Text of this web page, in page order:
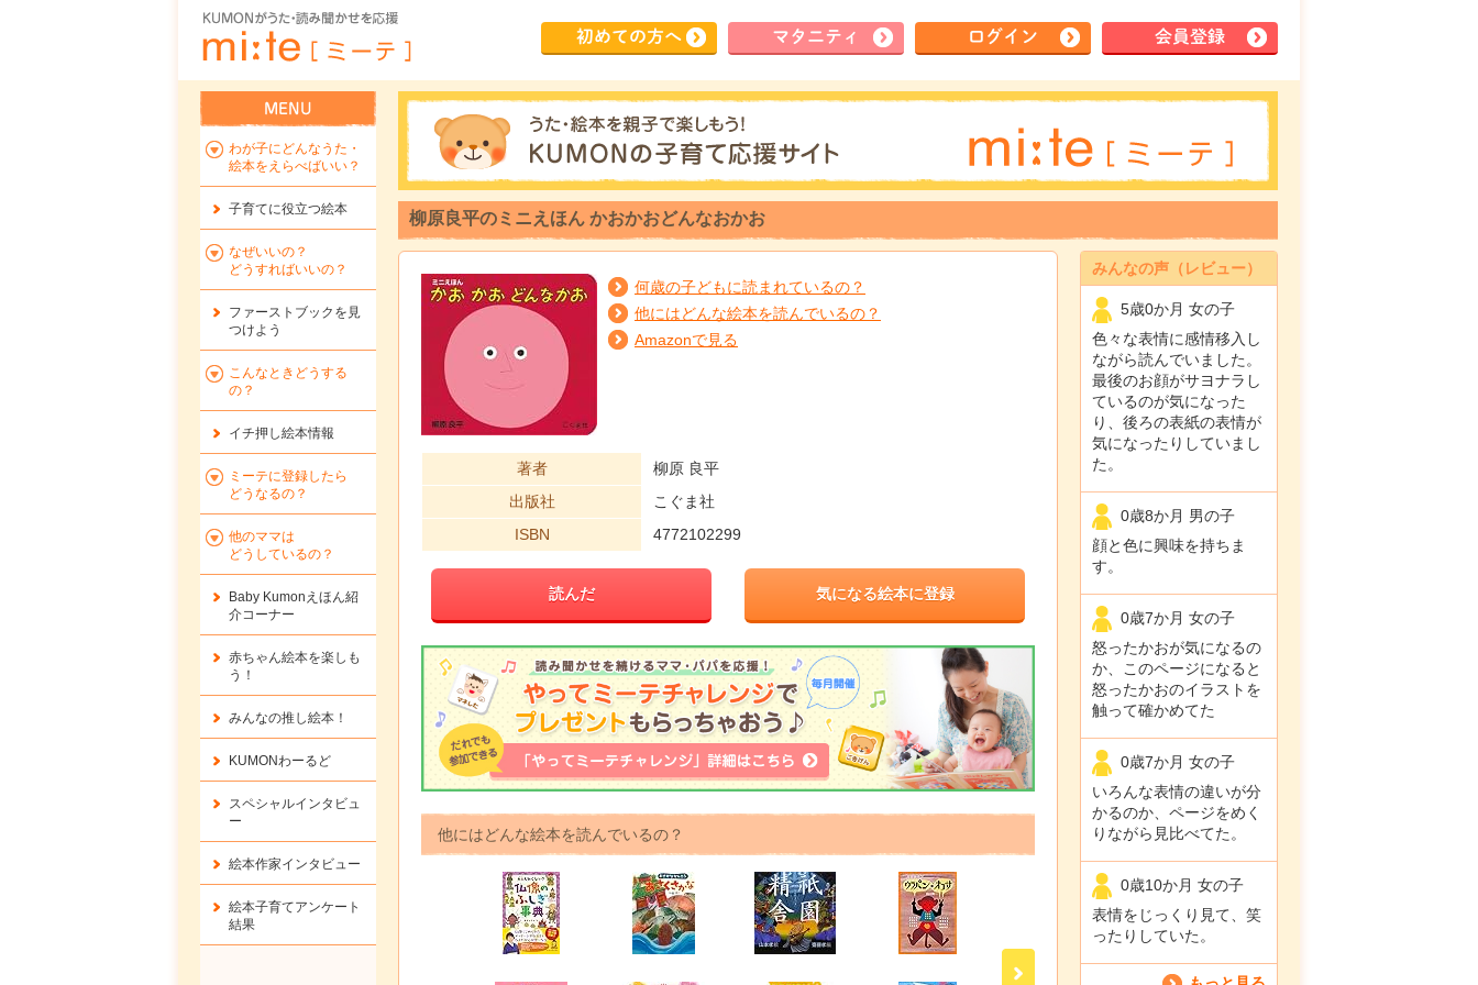
初めての方へ マタ ニティ ログイン 会員登録
柳原良平のミニえほん かおかおどんなおかお
みんなの声（レビュー）
5歳0か月 女の子
色々な表情に感情移入し
ながら読んでいました。
最後のお顔がサヨナラし
ているのが気になった
り、後ろの表紙の表情が
気になったりしていまし
た。
0歳8か月 男の子
顔と色に興味を持ちま
す。
0歳7か月 女の子
怒ったかおが気になるの
か、このページになると
怒ったかおのイラストを
触って確かめてた
0歳7か月 女の子
いろんな表情の違いが分
かるのか、ページをめく
りながら見比べてた。
0歳10か月 女の子
表情をじっくり見て、笑
ったりしていた。
何歳の子どもに読まれているの？
他にはどんな絵本を読んでいるの？
Amazonで見る
著者
柳原 良平
出版社
こぐま社
ISBN
4772102299
読んだ 気になる絵本に登録
他にはどんな絵本を読んでいるの？
わが子にどんなうた・
絵本をえらべばいい？
子育てに役立つ絵本
なぜいいの？
どうすればいいの？
ファーストブックを 見
つけよう
こんなときどうする
の？
イチ押し絵本情報
ミーテに登録したら
どうなるの？
他のママは
どうしているの？
Baby Kumonえほん紹
介コーナー
赤ちゃん絵本を楽しも
う！
みんなの推し絵本！
KUMONわーるど
スペシャルインタビュ
ー
絵本作家インタビュー
絵本子育てアンケート
結果